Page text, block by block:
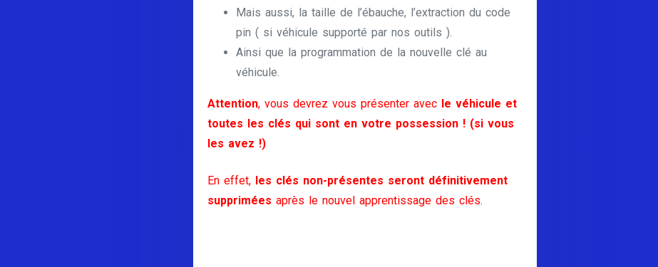
Mais aussi, la taille de l’ébauche, l’extraction du code
pin ( si véhicule supporté par nos outils ).
Ainsi que la programmation de la nouvelle clé au
véhicule.
Attention, vous devrez vous présenter avec le véhicule et
toutes les clés qui sont en votre possession ! (si vous
les avez !)
En effet, les clés non-présentes seront définitivement
supprimées après le nouvel apprentissage des clés.